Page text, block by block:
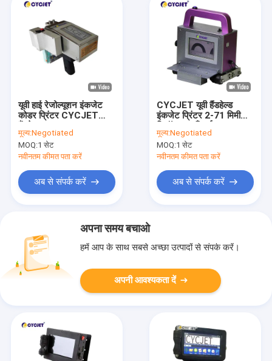
यूवी हाई रेजोल्यूशन इंकजेट
कोडर प्रिंटर CYCJET
मूल्य:Negotiated
MOQ:1 सेट
नवीनतम कीमत पता करें
अब से संपर्क करें
CYCJET यूवी हैंडहेल्ड
इंकजेट प्रिंटर 2-71 मिमी
मूल्य:Negotiated
MOQ:1 सेट
नवीनतम कीमत पता करें
अब से संपर्क करें
अपना समय बचाओ
हमें आप के साथ सबसे अच्छा उत्पादों से संपर्क करें।
अपनी आवश्यकता दें